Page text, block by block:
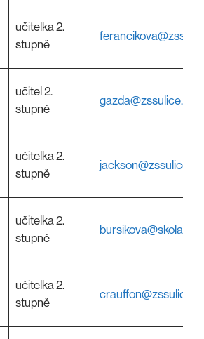
učitelka 2.
stupně
učitel 2.
stupně
gazda@zssulice.cz
učitelka 2.
stupně
jackson@zssulice.cz
učitelka 2.
stupně
učitelka 2.
stupně